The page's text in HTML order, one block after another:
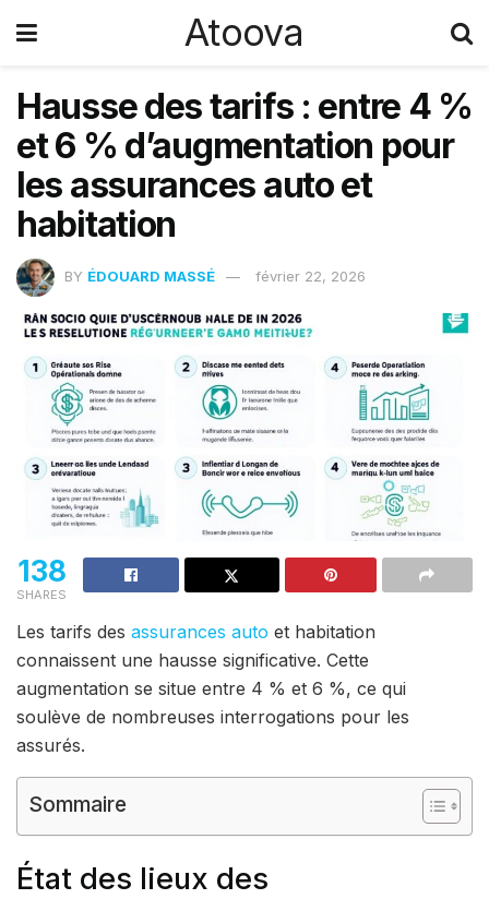
Atoova
Hausse des tarifs : entre 4 %
et 6 % d’augmentation pour
les assurances auto et
habitation
BY ÉDOUARD MASSÉ février 22, 2026
138
SHARES
Les tarifs des assurances auto et habitation
connaissent une hausse significative. Cette
augmentation se situe entre 4 % et 6 %, ce qui
soulève de nombreuses interrogations pour les
assurés.
Sommaire
État des lieux des